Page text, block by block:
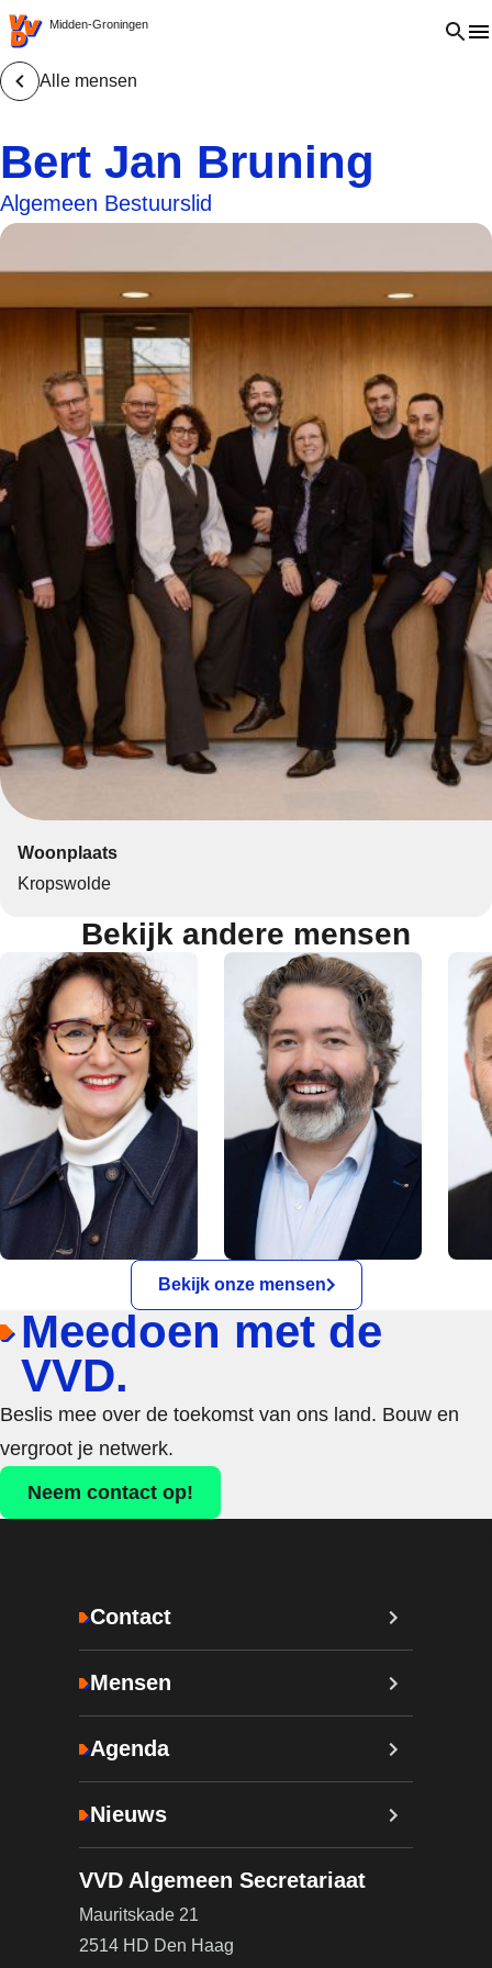
VVD.nl - Ga naar de homepage
Midden-Groningen Open
Alle mensen
Bert Jan Bruning
Algemeen Bestuurslid
Woonplaats
Kropswolde
Bekijk andere mensen
Bekijk onze mensen
Meedoen met de
VVD.
Beslis mee over de toekomst van ons land. Bouw en
vergroot je netwerk.
Neem contact op!
Contact
Mensen
Agenda
Nieuws
VVD Algemeen Secretariaat
Mauritskade 21
2514 HD Den Haag